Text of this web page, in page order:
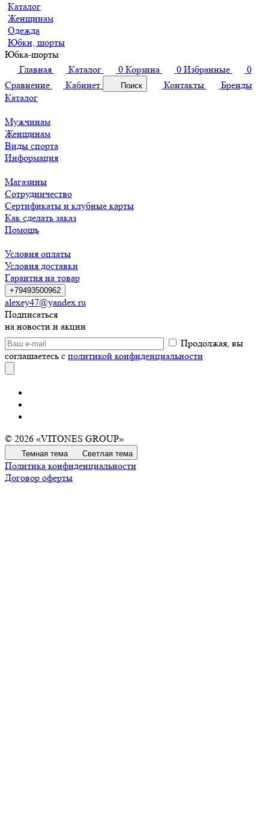
Каталог
Женщинам
Одежда
Юбки, шорты
Юбка-шорты
Главная
Каталог 0 Корзина 0 Избранные
0
Сравнение
Кабинет Поиск Контакты
Бренды
Каталог
Мужчинам
Женщинам
Виды спорта
Информация
Магазины
Сотрудничество
Сертификаты и клубные карты
Как сделать заказ
Помощь
Условия оплаты
Условия доставки
Гарантия на товар
+79493500962
alexey47@yandex.ru
Подписаться
на новости и акции
Продолжая, вы
соглашаетесь с политикой конфиденциальности
© 2026 «VITONES GROUP»
Темная тема Светлая тема
Политика конфиденциальности
Договор оферты